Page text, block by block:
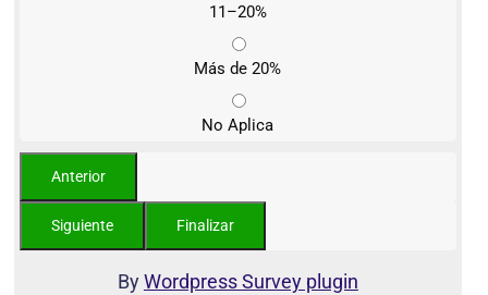
11–20%
Más de 20%
No Aplica
ByWordpress Survey plugin